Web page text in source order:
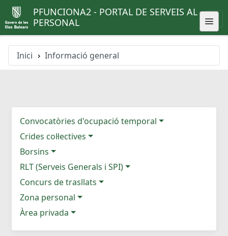
PFUNCIONA2 - PORTAL DE SERVEIS AL
PERSONAL
Inici Informació general
Convocatòries d'ocupació temporal
Crides col·lectives
Borsins
RLT (Serveis Generals i SPI)
Concurs de trasllats
Zona personal
Àrea privada